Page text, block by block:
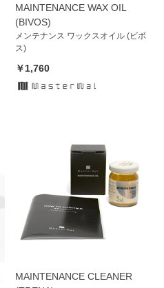
MAINTENANCE WAX OIL
(BIVOS)
メンテナンス ワックスオイル (ビボ
ス)
￥1,760
MAINTENANCE CLEANER